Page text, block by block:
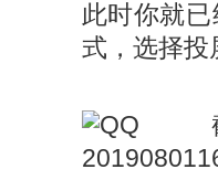
此时你就
式，选择投